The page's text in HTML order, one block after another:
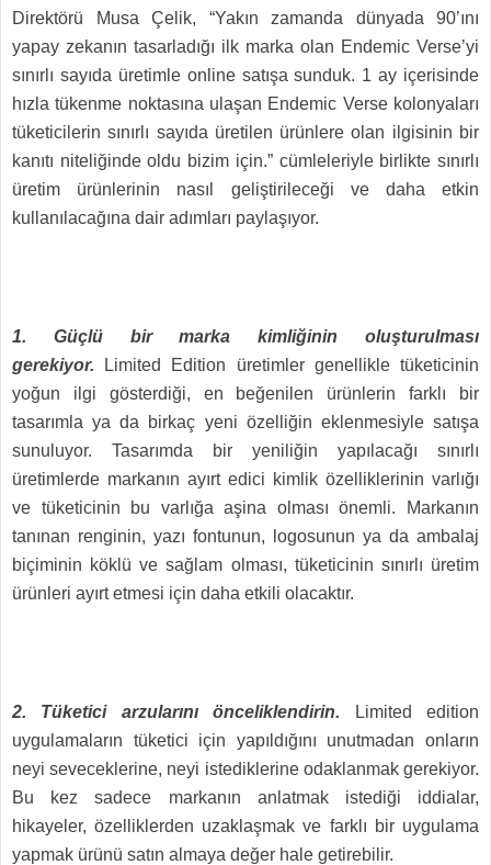
Direktörü Musa Çelik, “Yakın zamanda dünyada 90’ını
yapay zekanın tasarladığı ilk marka olan Endemic Verse’yi
sınırlı sayıda üretimle online satışa sunduk. 1 ay içerisinde
hızla tükenme noktasına ulaşan Endemic Verse kolonyaları
tüketicilerin sınırlı sayıda üretilen ürünlere olan ilgisinin bir
kanıtı niteliğinde oldu bizim için.” cümleleriyle birlikte sınırlı
üretim ürünlerinin nasıl geliştirileceği ve daha etkin
kullanılacağına dair adımları paylaşıyor.
1. Güçlü bir marka kimliğinin oluşturulması
gerekiyor.
Limited Edition üretimler genellikle tüketicinin
yoğun ilgi gösterdiği, en beğenilen ürünlerin farklı bir
tasarımla ya da birkaç yeni özelliğin eklenmesiyle satışa
sunuluyor. Tasarımda bir yeniliğin yapılacağı sınırlı
üretimlerde markanın ayırt edici kimlik özelliklerinin varlığı
ve tüketicinin bu varlığa aşina olması önemli. Markanın
tanınan renginin, yazı fontunun, logosunun ya da ambalaj
biçiminin köklü ve sağlam olması, tüketicinin sınırlı üretim
ürünleri ayırt etmesi için daha etkili olacaktır.
2. Tüketici arzularını önceliklendirin.
Limited edition
uygulamaların tüketici için yapıldığını unutmadan onların
neyi seveceklerine, neyi istediklerine odaklanmak gerekiyor.
Bu kez sadece markanın anlatmak istediği iddialar,
hikayeler, özelliklerden uzaklaşmak ve farklı bir uygulama
yapmak ürünü satın almaya değer hale getirebilir.